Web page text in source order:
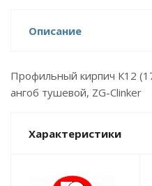
Описание
Профильный кирпич К12
ангоб тушевой, ZG-Clinker
Характеристики